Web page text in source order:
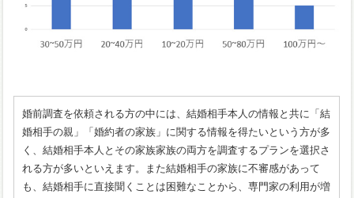
婚前調査を依頼される方の中には、結婚相手本人の情報と共に「結
婚相手の親」「婚約者の家族」に関する情報を得たいという方が多
く、結婚相手本人とその家族家族の両方を調査するプランを選択さ
れる方が多いといえます。また結婚相手の家族に不審感があって
も、結婚相手に直接聞くことは困難なことから、専門家の利用が増